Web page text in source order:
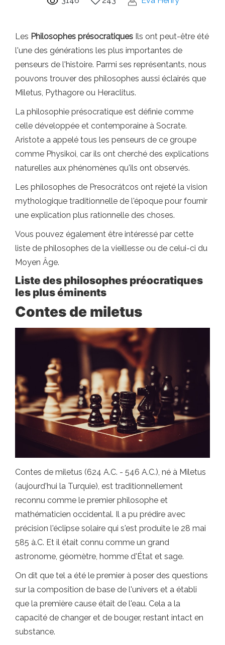
Les Philosophes présocratiques Ils ont peut-être été
l'une des générations les plus importantes de
penseurs de l'histoire. Parmi ses représentants, nous
pouvons trouver des philosophes aussi éclairés que
Miletus, Pythagore ou Heraclitus.
La philosophie présocratique est définie comme
celle développée et contemporaine à Socrate.
Aristote a appelé tous les penseurs de ce groupe
comme Physikoi, car ils ont cherché des explications
naturelles aux phénomènes qu'ils ont observés.
Les philosophes de Presocrátcos ont rejeté la vision
mythologique traditionnelle de l'époque pour fournir
une explication plus rationnelle des choses.
Vous pouvez également être intéressé par cette
liste de philosophes de la vieillesse ou de celui-ci du
Moyen Âge.
Liste des philosophes préocratiques
les plus éminents
Contes de miletus
Contes de miletus (624 A.C. - 546 A.C.), né à Miletus
(aujourd'hui la Turquie), est traditionnellement
reconnu comme le premier philosophe et
mathématicien occidental. Il a pu prédire avec
précision l'éclipse solaire qui s'est produite le 28 mai
585 à.C. Et il était connu comme un grand
astronome, géomètre, homme d'État et sage.
On dit que tel a été le premier à poser des questions
sur la composition de base de l'univers et a établi
que la première cause était de l'eau. Cela a la
capacité de changer et de bouger, restant intact en
substance.